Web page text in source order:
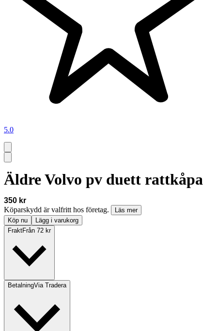
5.0
Äldre Volvo pv duett rattkåpa
350 kr
Köparskydd är valfritt hos företag.
Läs mer
Köp nu
Lägg i varukorg
FraktFrån 72 kr
BetalningVia Tradera